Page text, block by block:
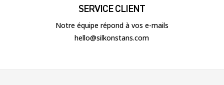
SERVICE CLIENT
Notre équipe répond à vos e-mails
hello@silkonstans.com